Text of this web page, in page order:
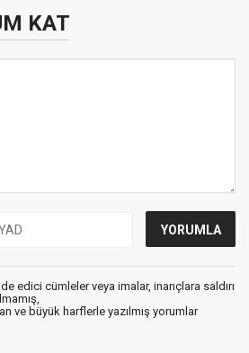
KAT
edici cümleler veya imalar, inançlara saldırı
ve büyük harflerle yazılmış yorumlar